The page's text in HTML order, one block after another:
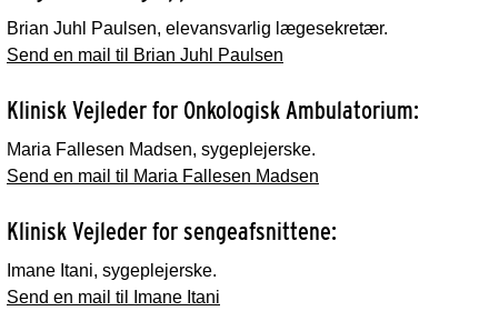
Brian Juhl Paulsen, elevansvarlig lægesekretær.
Send en mail til Brian Juhl Paulsen
Klinisk Vejleder for Onkologisk Ambulatorium:
Maria Fallesen Madsen, sygeplejerske.
Send en mail til Maria Fallesen Madsen
Klinisk Vejleder for sengeafsnittene:
Imane Itani, sygeplejerske.
Send en mail til Imane Itani